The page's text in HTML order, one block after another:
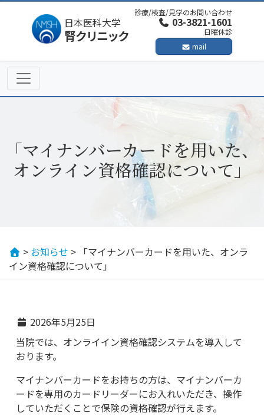
Skip
content
日本医科大学
腎クリニック
診療/検査/見学のお問い合わせ
03-3821-1601
日曜休診
mail
「マイナンバーカードを用いた、
オンライン資格確認について」
> お知らせ > 「マイナンバーカードを用いた、オンラ
イン資格確認について」
2026年5月25日
当院では、オンライイン資格確認システムを導入して
おります。
マイナンバーカードをお持ちの方は、マイナンバーカ
ードを専用のカードリーダーにお入れいただき、操作
していただくことで保険の資格確認が行えます。